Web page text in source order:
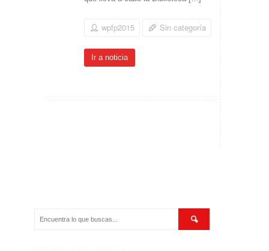
wpfp2015 Sin categoría
Ir a noticia